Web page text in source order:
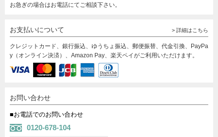
お急ぎの場合はお電話にてご相談下さい。
お支払いについて > 詳細はこちら
クレジットカード、銀行振込、ゆうちょ振込、郵便振替、代金引換、PayPa
y（オンライン決済）、Amazon Pay、楽天ペイがご利用いただけます。
お問い合わせ
■お電話でのお問い合わせ
0120-678-104